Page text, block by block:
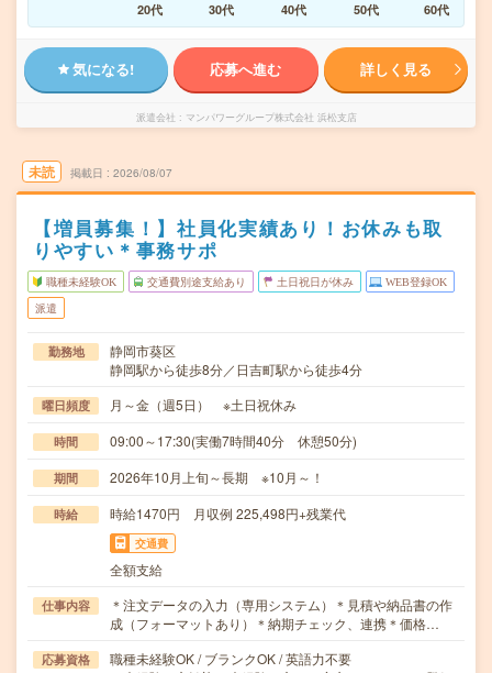
20代
30代 40代 50代 60代
気になる! 応募へ進む 詳しく見る
派遣会社 マンパワーグループ株式会社 浜松支店
未読 掲載日 2026/08/07
【増員募集！】社員化実績あり！お休みも取
りやすい＊事務サポ
職種未経験OK 交通費別途支給あり 土日祝日が休み WEB登録OK
派遣
勤務地
静岡市葵区
静岡駅から徒歩8分／日吉町駅から徒歩4分
曜日頻度 月～金（週5日） ※土日祝休み
時間 09:00～17:30(実働7時間40分 休憩50分)
期間 2026年10月上旬～長期 ※10月～！
時給 時給1470円 月収例 225,498円+残業代
交通費
全額支給
仕事内容
＊注文データの入力（専用システム）＊見積や納品書の作
成（フォーマットあり）＊納期チェック、連携＊価格…
応募資格
職種未経験OK / ブランクOK / 英語力不要